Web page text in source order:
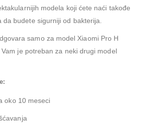
modela koji ćete naći takođe
da budete sigurniji od bakterija.
samo za model Xiaomi Pro H
je potreban za neki drugi model
oko 10 meseci